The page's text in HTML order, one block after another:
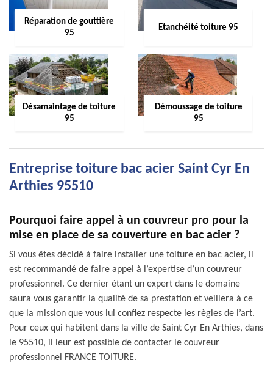
Réparation de gouttière
95
Etanchéité toiture 95
Désamaintage de toiture
95
Démoussage de toiture
95
Entreprise toiture bac acier Saint Cyr En
Arthies 95510
Pourquoi faire appel à un couvreur pro pour la
mise en place de sa couverture en bac acier ?
Si vous êtes décidé à faire installer une toiture en bac acier, il
est recommandé de faire appel à l’expertise d’un couvreur
professionnel. Ce dernier étant un expert dans le domaine
saura vous garantir la qualité de sa prestation et veillera à ce
que la mission que vous lui confiez respecte les règles de l’art.
Pour ceux qui habitent dans la ville de Saint Cyr En Arthies, dans
le 95510, il leur est possible de contacter le couvreur
professionnel FRANCE TOITURE.